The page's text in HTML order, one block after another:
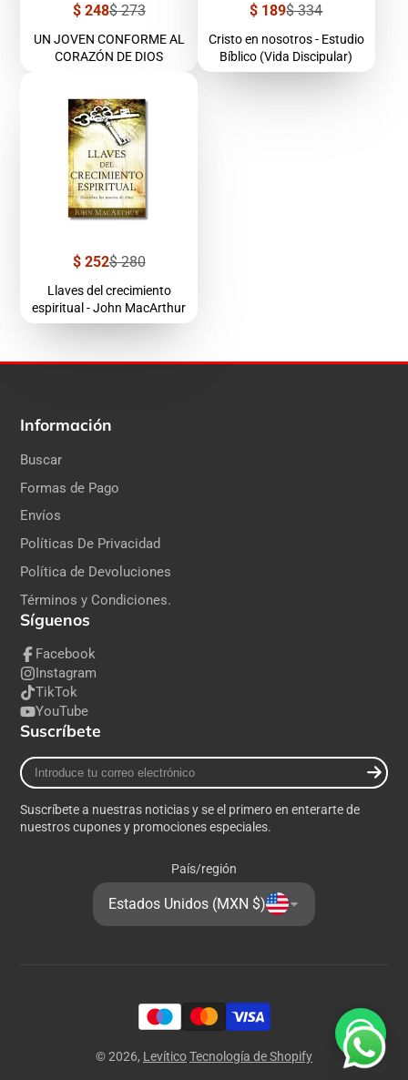
Precio
venta
$ 248Precio
$ 273
UN JOVEN CONFORME AL
CORAZÓN DE DIOS
Precio
venta
$ 189Precio
$ 334
Cristo en nosotros - Estudio
Bíblico (Vida Discipular)
Precio
venta
$ 252Precio
$ 280
Llaves del crecimiento
espiritual - John MacArthur
Información
Buscar
Formas de Pago
Envíos
Políticas De Privacidad
Política de Devoluciones
Términos y Condiciones.
Síguenos
Facebook
Instagram
TikTok
YouTube
Suscríbete
Introduce
tu
electrónico
Suscríbete a nuestras noticias y se el primero en enterarte de
nuestros cupones y promociones especiales.
País/región
Estados Unidos (MXN $)
© 2026, LevíticoTecnología de Shopify